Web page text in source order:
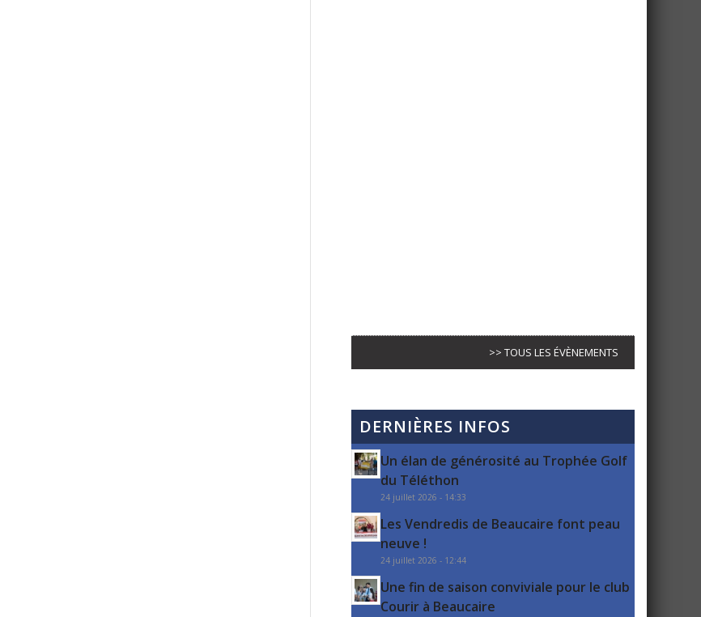
>> TOUS LES ÉVÈNEMENTS
DERNIÈRES INFOS
Un élan de générosité au Trophée Golf
du Téléthon
24 juillet 2026 - 14:33
Les Vendredis de Beaucaire font peau
neuve !
24 juillet 2026 - 12:44
Une fin de saison conviviale pour le club
Courir à Beaucaire